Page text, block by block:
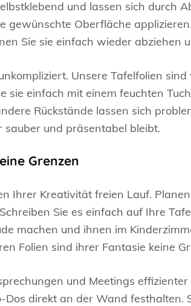
und lassen sich durch
gewünschte Oberfläche
Sie sie einfach wieder abziehen
Unsere Tafelfolien
sie einfach mit einem feuchten
Rückstände lassen sich
sauber und präsentabel bleibt.
Grenzen
Ihrer Kreativität freien Lauf.
Sie es einfach auf Ihre
machen und ihnen im
Folien sind ihrer Fantasie keine
und Meetings
direkt an der Wand festhalten.